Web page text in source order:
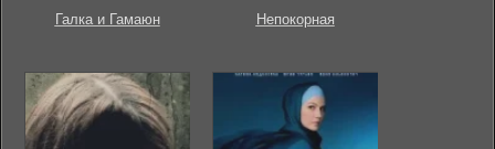
Галка и Гамаюн Непокорная